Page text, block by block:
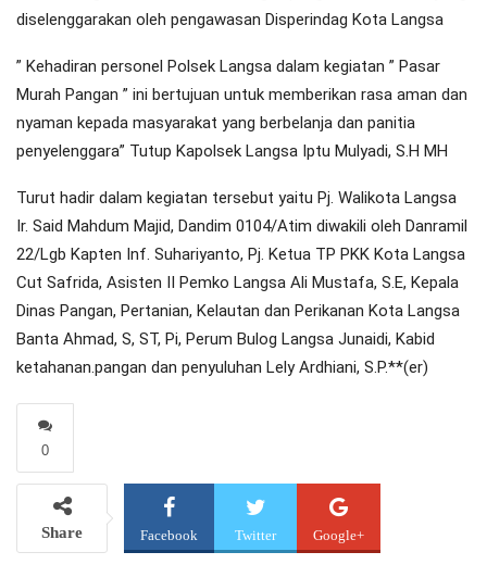
diselenggarakan oleh pengawasan Disperindag Kota Langsa
” Kehadiran personel Polsek Langsa dalam kegiatan ” Pasar
Murah Pangan ” ini bertujuan untuk memberikan rasa aman dan
nyaman kepada masyarakat yang berbelanja dan panitia
penyelenggara” Tutup Kapolsek Langsa Iptu Mulyadi, S.H MH
Turut hadir dalam kegiatan tersebut yaitu Pj. Walikota Langsa
Ir. Said Mahdum Majid, Dandim 0104/Atim diwakili oleh Danramil
22/Lgb Kapten Inf. Suhariyanto, Pj. Ketua TP PKK Kota Langsa
Cut Safrida, Asisten II Pemko Langsa Ali Mustafa, S.E, Kepala
Dinas Pangan, Pertanian, Kelautan dan Perikanan Kota Langsa
Banta Ahmad, S, ST, Pi, Perum Bulog Langsa Junaidi, Kabid
ketahanan.pangan dan penyuluhan Lely Ardhiani, S.P.**(er)
0
Share Facebook Twitter Google+